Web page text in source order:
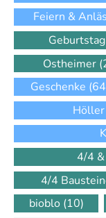
Feiern &
Geburtstag
Ostheimer
Geschenke
4/4
4/4
bioblo (10)